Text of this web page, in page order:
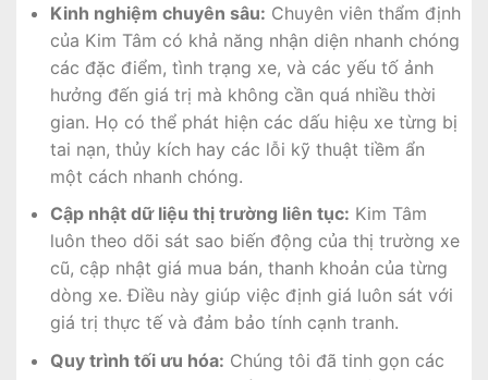
Kinh nghiệm chuyên sâu: Chuyên viên thẩm định
của Kim Tâm có khả năng nhận diện nhanh chóng
các đặc điểm, tình trạng xe, và các yếu tố ảnh
hưởng đến giá trị mà không cần quá nhiều thời
gian. Họ có thể phát hiện các dấu hiệu xe từng bị
tai nạn, thủy kích hay các lỗi kỹ thuật tiềm ẩn
một cách nhanh chóng.
Cập nhật dữ liệu thị trường liên tục: Kim Tâm
luôn theo dõi sát sao biến động của thị trường xe
cũ, cập nhật giá mua bán, thanh khoản của từng
dòng xe. Điều này giúp việc định giá luôn sát với
giá trị thực tế và đảm bảo tính cạnh tranh.
Quy trình tối ưu hóa: Chúng tôi đã tinh gọn các